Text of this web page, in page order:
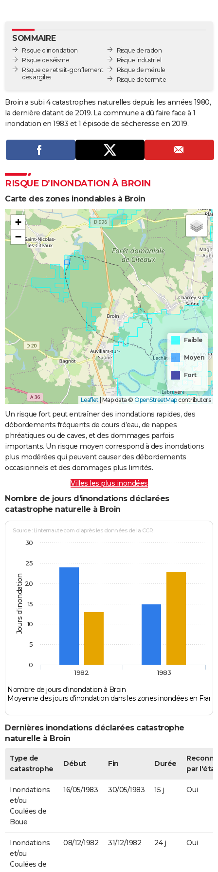
GUIDES D'ACHAT
BONS PLANS
CARTE DE VOEUX
PROGRAMME TV
Se connecter
Entreprises
Service militaire
Avis de recherche
AVIS DE DÉCÈS
Bricolage
Lifestyle
Culture
Sport
Auto
Television
Voyage
Cinema
SOMMAIRE
Risque d’inondation
Risque de séisme
Risque de retrait-gonflement
des argiles
Risque de radon
Risque industriel
Risque de mérule
Risque de termite
Broin a subi 4 catastrophes naturelles depuis les années 1980,
la dernière datant de 2019. La commune a dû faire face à 1
inondation en 1983 et 1 épisode de sécheresse en 2019.
RISQUE D’INONDATION À BROIN
Carte des zones inondables à Broin
+
−
Faible
Moyen
Fort
Leaflet | Map data © OpenStreetMapcontributors
Un risque fort peut entraîner des inondations rapides, des
débordements fréquents de cours d’eau, de nappes
phréatiques ou de caves, et des dommages parfois
importants. Un risque moyen correspond à des inondations
plus modérées qui peuvent causer des débordements
occasionnels et des dommages plus limités.
Villes les plus inondées
Nombre de jours d'inondations déclarées
catastrophe naturelle à Broin
Jours d'inondation
Source : Linternaute.com d'après les données de la CCR
Nombre de jours d'inondation à Broin
Moyenne des jours d'inondation dans les zones inondées en
1982 1983
0
5
10
15
20
25
30
Dernières inondations déclarées catastrophe
naturelle à Broin
Type de
catastrophe
Début Fin Durée
par l'état
Inondations
et/ou
Coulées de
Boue
16/05/1983 30/05/1983 15 j Oui
Inondations
et/ou
Coulées de
08/12/1982 31/12/1982 24 j Oui